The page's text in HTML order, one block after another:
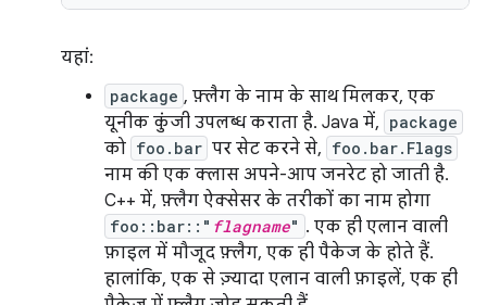
यहां:
package , फ़्लैग के नाम के साथ मिलकर, एक
यूनीक कुंजी उपलब्ध कराता है. Java में, package
को foo.bar पर सेट करने से, foo.bar.Flags
नाम की एक क्लास अपने-आप जनरेट हो जाती है.
C++ में, फ़्लैग ऐक्सेसर के तरीकों का नाम होगा
foo::bar::" flagname" . एक ही एलान वाली
फ़ाइल में मौजूद फ़्लैग, एक ही पैकेज के होते हैं.
हालांकि, एक से ज़्यादा एलान वाली फ़ाइलें, एक ही